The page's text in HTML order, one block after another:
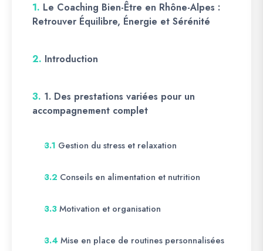
1. Le Coaching Bien-Être en Rhône-Alpes :
Retrouver Équilibre, Énergie et Sérénité
2. Introduction
3. 1. Des prestations variées pour un
accompagnement complet
3.1 Gestion du stress et relaxation
3.2 Conseils en alimentation et nutrition
3.3 Motivation et organisation
3.4 Mise en place de routines personnalisées